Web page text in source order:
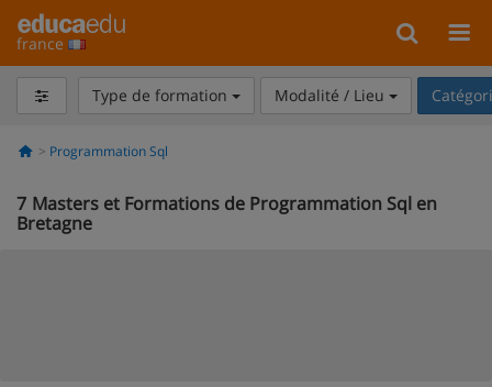
france
Type de formation Modalité / Lieu
Programmation Sql
7 Masters et Formations de Programmation Sql en
Bretagne